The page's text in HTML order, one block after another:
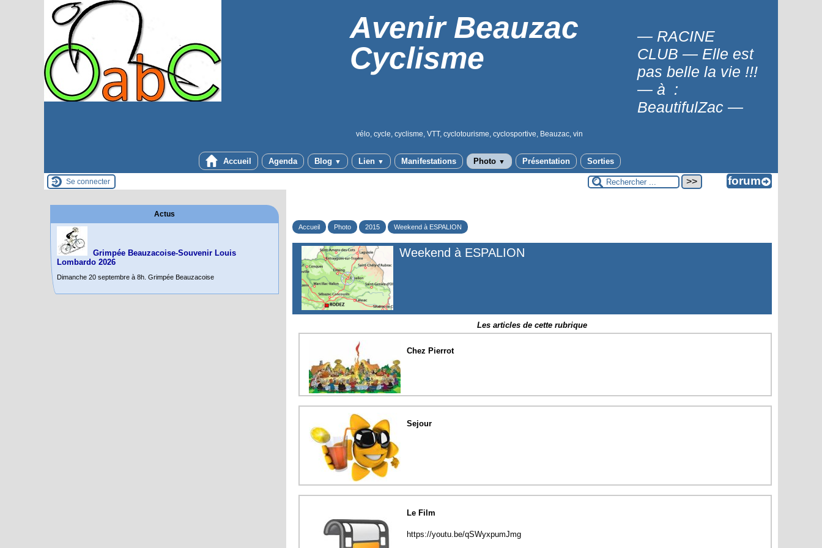
Avenir Beauzac
Cyclisme
— RACINE
CLUB — Elle est
pas belle la vie !!!
— à :
BeautifulZac —
vélo, cycle, cyclisme, VTT, cyclotourisme, cyclosportive, Beauzac, vin
Accueil Agenda Blog ▼ Lien ▼ Manifestations Photo ▼ Présentation Sorties
Se connecter
Accueil Photo 2015 Weekend à ESPALION
Weekend à ESPALION
Les articles de cette rubrique
Chez Pierrot
Sejour
Le Film
https://youtu.be/qSWyxpumJmg
Actus
Grimpée Beauzacoise-Souvenir Louis
Lombardo 2026
Dimanche 20 septembre à 8h. Grimpée Beauzacoise